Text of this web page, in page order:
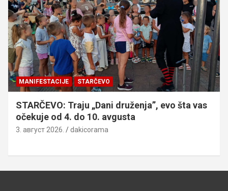
MANIFESTACIJE STARČEVO
STARČEVO: Traju „Dani druženja”, evo šta vas
očekuje od 4. do 10. avgusta
3. август 2026. dakicorama